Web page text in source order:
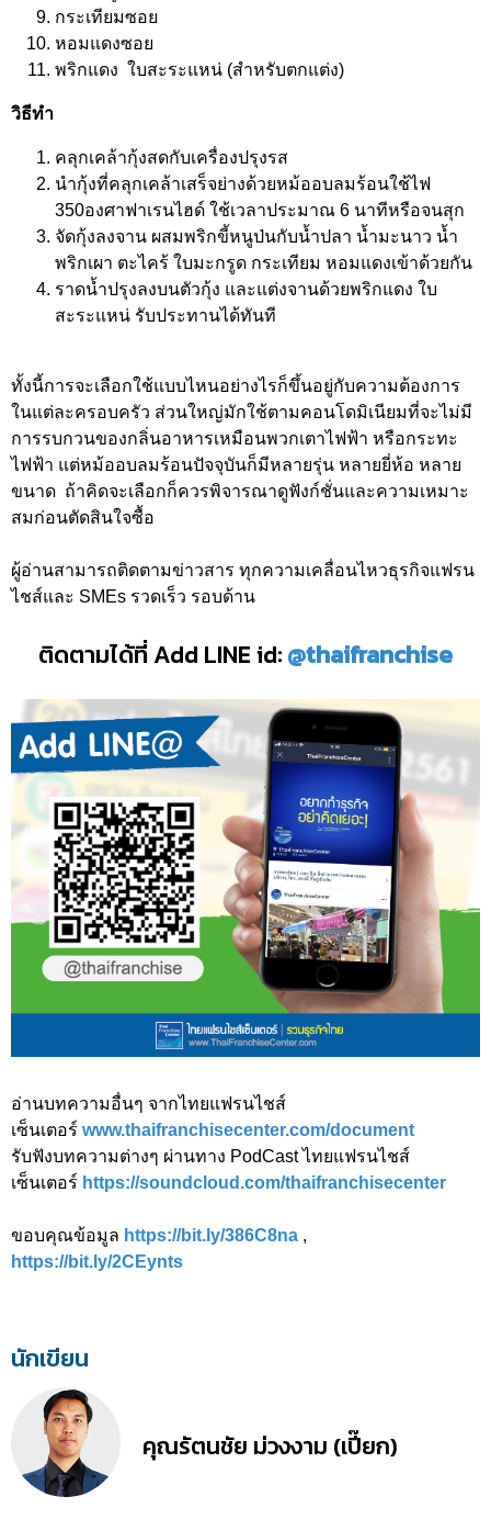
กระเทียมซอย
หอมแดงซอย
พริกแดง ใบสะระแหน่ (สำหรับตกแต่ง)
วิธีทำ
คลุกเคล้ากุ้งสดกับเครื่องปรุงรส
นำกุ้งที่คลุกเคล้าเสร็จย่างด้วยหม้ออบลมร้อนใช้ไฟ
350องศาฟาเรนไฮด์ ใช้เวลาประมาณ 6 นาทีหรือจนสุก
จัดกุ้งลงจาน ผสมพริกขี้หนูป่นกับน้ำปลา น้ำมะนาว น้ำ
พริกเผา ตะไคร้ ใบมะกรูด กระเทียม หอมแดงเข้าด้วยกัน
ราดน้ำปรุงลงบนตัวกุ้ง และแต่งจานด้วยพริกแดง ใบ
สะระแหน่ รับประทานได้ทันที
ทั้งนี้การจะเลือกใช้แบบไหนอย่างไรก็ขึ้นอยู่กับความต้องการ
ในแต่ละครอบครัว ส่วนใหญ่มักใช้ตามคอนโดมิเนียมที่จะไม่มี
การรบกวนของกลิ่นอาหารเหมือนพวกเตาไฟฟ้า หรือกระทะ
ไฟฟ้า แต่หม้ออบลมร้อนปัจจุบันก็มีหลายรุ่น หลายยี่ห้อ หลาย
ขนาด ถ้าคิดจะเลือกก็ควรพิจารณาดูฟังก์ชั่นและความเหมาะ
สมก่อนตัดสินใจซื้อ
ผู้อ่านสามารถติดตามข่าวสาร ทุกความเคลื่อนไหวธุรกิจแฟรน
ไชส์และ SMEs รวดเร็ว รอบด้าน
ติดตามได้ที่ Add LINE id:@thaifranchise
อ่านบทความอื่นๆ จากไทยแฟรนไชส์
เซ็นเตอร์ www.thaifranchisecenter.com/document
รับฟังบทความต่างๆ ผ่านทาง PodCast ไทยแฟรนไชส์
เซ็นเตอร์ https://soundcloud.com/thaifranchisecenter
ขอบคุณข้อมูล https://bit.ly/386C8na ,
https://bit.ly/2CEynts
นักเขียน
คุณรัตนชัย ม่วงงาม (เปี๊ยก)